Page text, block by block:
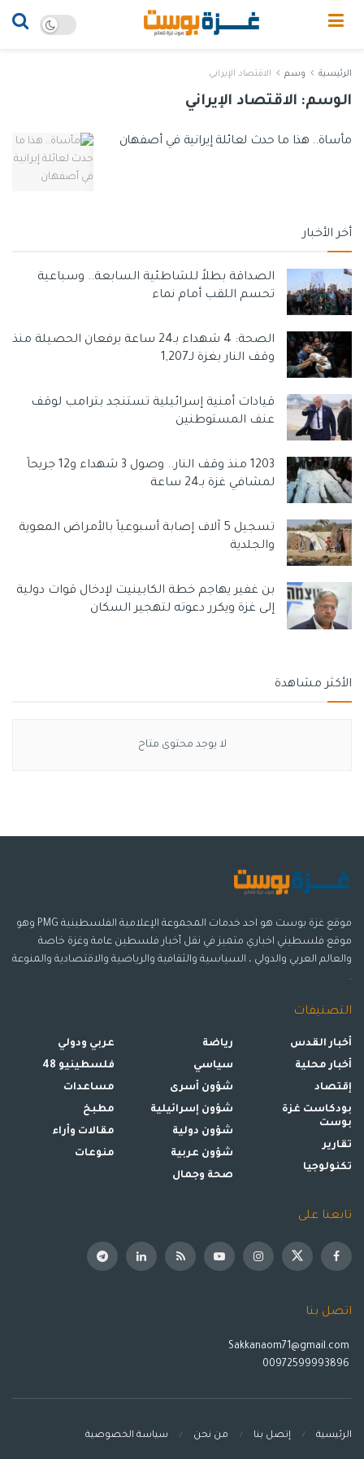
الرئيسية وسم الاقتصاد الإيراني
الوسم: الاقتصاد الإيراني
مأساة.. هذا ما حدث لعائلة إيرانية في أصفهان
أخر الأخبار
الصداقة بطلاً للشاطئية السابعة.. وسباعية
تحسم اللقب أمام نماء
الصحة: 4 شهداء بـ24 ساعة يرفعان الحصيلة منذ
وقف النار بغزة لـ1,207
قيادات أمنية إسرائيلية تستنجد بترامب لوقف
عنف المستوطنين
1203 منذ وقف النار.. وصول 3 شهداء و12 جريحاً
لمشافي غزة بـ24 ساعة
تسجيل 5 آلاف إصابة أسبوعياً بالأمراض المعوية
والجلدية
بن غفير يهاجم خطة الكابينيت لإدخال قوات دولية
إلى غزة ويكرر دعوته لتهجير السكان
الأكثر مشاهدة
لا يوجد محتوى متاح
موقع غزة بوست هو احد خدمات المجموعة الإعلامية الفلسطينية PMG وهو
موقع فلسطيني اخباري متميز في نقل أخبار فلسطين عامة وغزة خاصة
والعالم العربي والدولي ، السياسية والثقافية والرياضية والاقتصادية والمنوعة
.
التصنيفات
أخبار القدس
أخبار محلية
إقتصاد
بودكاست غزة
بوست
تقارير
تكنولوجيا
رياضة
سياسي
شؤون أسرى
شؤون إسرائيلية
شؤون دولية
شؤون عربية
صحة وجمال
عربي ودولي
فلسطينيو 48
مساعدات
مطبخ
مقالات وأراء
منوعات
تابعنا على
اتصل بنا
Sakkanaom71@gmail.com
الرئيسية إتصل بنا من نحن سياسة الخصوصية